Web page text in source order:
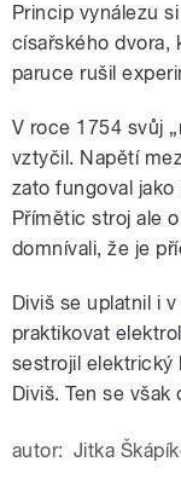
Princip vynálezu
císařského dvora,
paruce rušil
V roce 1754 svůj
vztyčil. Napětí
zato fungoval
Přímětic stroj ale
domnívali, že je
Diviš se uplatnil i
praktikovat
sestrojil elektrický
Diviš. Ten se
autor: Jitka